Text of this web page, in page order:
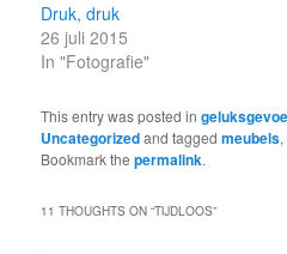
Druk, druk
26 juli 2015
In "Fotografie"
This entry was posted in
Uncategorizedand taggedmeubels,
Bookmark thepermalink.
11 THOUGHTS ON “TIJDLOOS”